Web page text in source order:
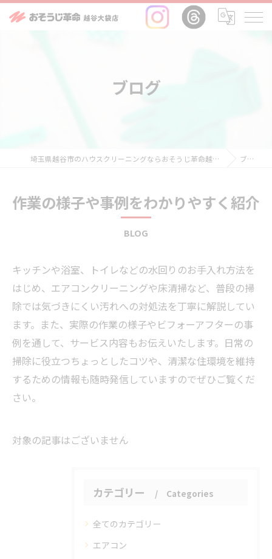
ブログ
埼玉県越谷市のハウスクリーニングならおそうじ革命越谷大袋店 ブログ
作業の様子や事例をわかりやすく紹介
BLOG
キッチンや浴室、トイレなどの水回りのお手入れ方法を
はじめ、エアコンクリーニングや床清掃など、普段の掃
除では気づきにくい汚れへの対処法を丁寧に解説してい
ます。また、実際の作業の様子やビフォーアフターの事
例を通して、サービス内容もお伝えいたします。日常の
掃除に役立つちょっとしたコツや、清潔な住環境を維持
するための情報も随時発信していますのでぜひご覧くだ
さい。
対象の記事はございません
カテゴリー Categories
全てのカテゴリー
エアコン